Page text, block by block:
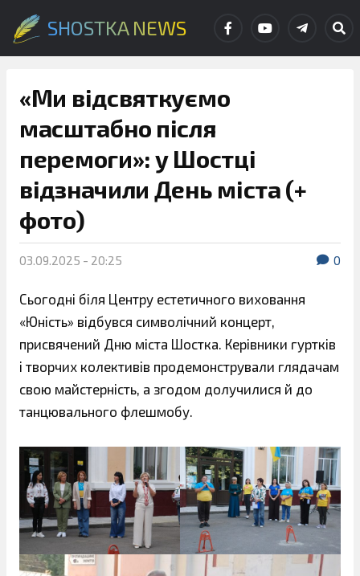
SHOSTKA NEWS
«Ми відсвяткуємо
масштабно після
перемоги»: у Шостці
відзначили День міста (+
фото)
03.09.2025 - 20:25 0
Сьогодні біля Центру естетичного виховання
«Юність» відбувся символічний концерт,
присвячений Дню міста Шостка. Керівники гуртків
і творчих колективів продемонстрували глядачам
свою майстерність, а згодом долучилися й до
танцювального флешмобу.